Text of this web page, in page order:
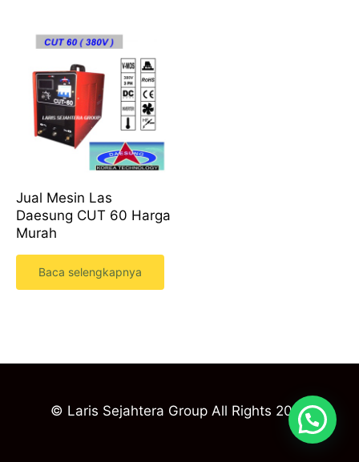
Jual Mesin Las
Daesung CUT 60 Harga
Murah
Baca selengkapnya
© Laris Sejahtera Group All Rights 2023